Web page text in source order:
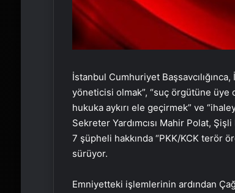
İstanbul Cumhuriyet
yöneticisi olmak”, “suç örgütüne üye
hukuka aykırı ele geçirmek” ve
Sekreter Yardımcısı Mahir Polat,
7 şüpheli hakkında “PKK/KCK terör
sürüyor.
Emniyetteki işlemlerinin ardından